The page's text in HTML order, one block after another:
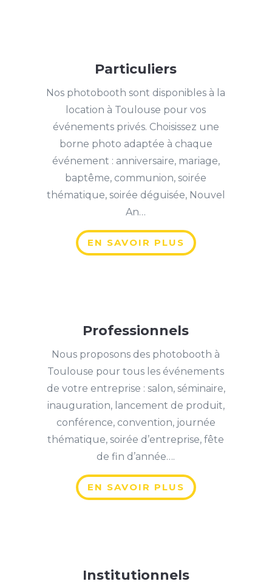
Particuliers
Nos photobooth sont disponibles à la
location à Toulouse pour vos
événements privés. Choisissez une
borne photo adaptée à chaque
événement : anniversaire, mariage,
baptême, communion, soirée
thématique, soirée déguisée, Nouvel
An…
EN SAVOIR PLUS
Professionnels
Nous proposons des photobooth à
Toulouse pour tous les événements
de votre entreprise : salon, séminaire,
inauguration, lancement de produit,
conférence, convention, journée
thématique, soirée d’entreprise, fête
de fin d’année….
EN SAVOIR PLUS
Institutionnels